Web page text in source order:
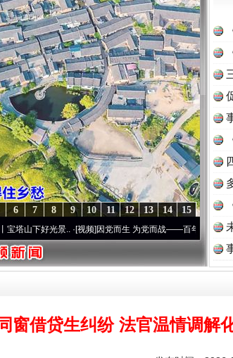
15
14
13
12
11
10
9
8
7
6
光景..·[视频]因党而生 为党而战——百年“纪”事⑧加强纪律..
窗借贷生纠纷 法官温情调解